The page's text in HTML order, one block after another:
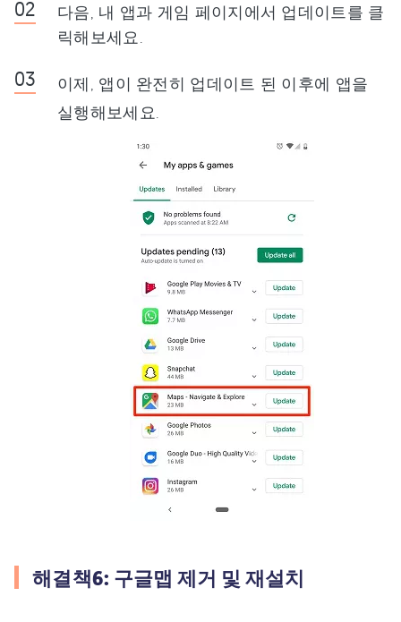
다음, 내 앱과 게임 페이지에서 업데이트를 클
릭해보세요.
이제, 앱이 완전히 업데이트 된 이후에 앱을
실행해보세요.
해결책6: 구글맵 제거 및 재설치